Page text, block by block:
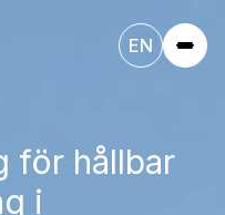
EN
för hållbar
i